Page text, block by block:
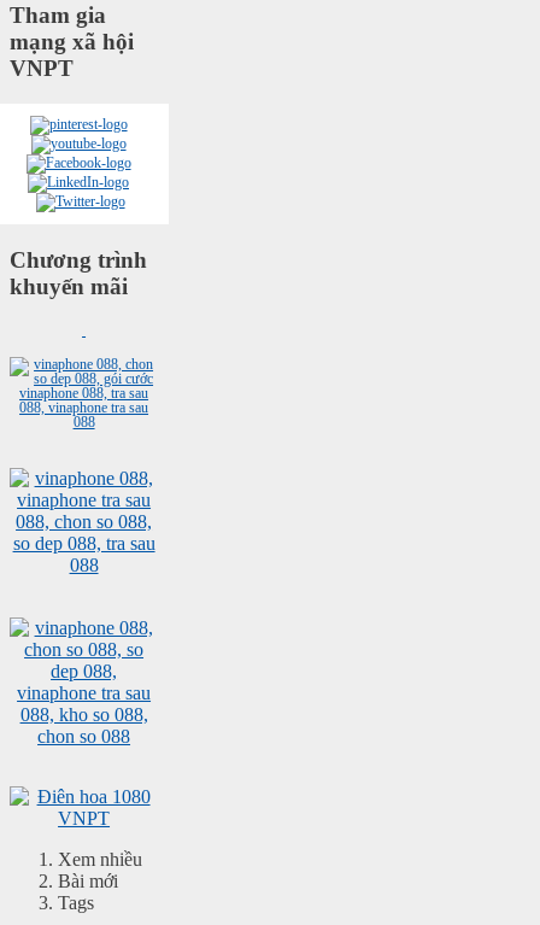
Tham gia
mạng xã hội
VNPT
Chương trình
khuyến mãi
Xem nhiều
Bài mới
Tags